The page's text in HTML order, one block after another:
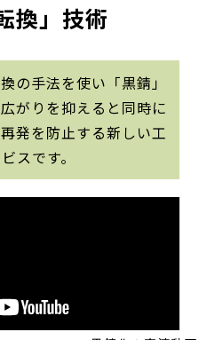
換」技術
の手法を使い「黒錆」
がりを抑えると同時に
発を防止する新しい工
スです。